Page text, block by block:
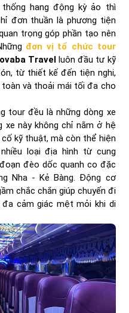
hang động kỳ ảo thì
đơn thuần là phương tiện
trọng góp phần tạo nên
đơn vị tổ chức tour
Travelluôn đầu tư kỹ
từ thiết kế đến tiện nghi,
và thoải mái tối đa cho
tour đều là những dòng xe
xe này không chỉ nằm ở hệ
kỹ thuật, mà còn thể hiện
loại địa hình từ cung
đèo dốc quanh co đặc
Nha - Kẻ Bàng. Động cơ
chắc chắn giúp chuyến đi
cảm giác mệt mỏi khi di